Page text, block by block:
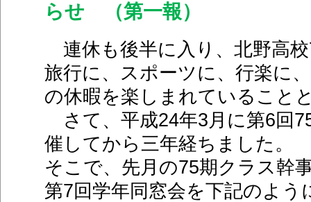
らせ （第一報）
連休も後半に入り、北野高校
旅行に、スポーツに、行楽に
の休暇を楽しまれていること
さて、平成24年3月に第6回
催してから三年経ちました。
そこで、先月の75期クラス幹
第7回学年同窓会を下記のよ